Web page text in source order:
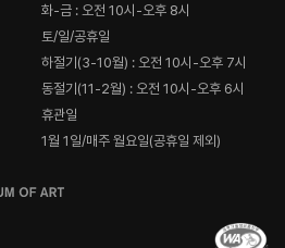
화-금 : 오전 10시-오후 8시
토/일/공휴일
하절기(3-10월) : 오전 10시-오후 7시
동절기(11-2월) : 오전 10시-오후 6시
휴관일
1월 1일/매주 월요일(공휴일 제외)